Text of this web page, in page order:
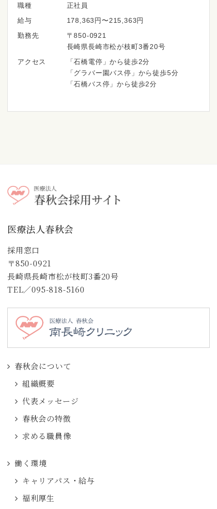
職種
正社員
給与
178,363円〜215,363円
勤務先
〒850-0921
長崎県長崎市松が枝町3番20号
アクセス
「石橋電停」から徒歩2分
「グラバー園バス停」から徒歩5分
「石橋バス停」から徒歩2分
医療法人春秋会
採用窓口
〒850-0921
長崎県長崎市松が枝町3番20号
TEL／095-818-5160
春秋会について
組織概要
代表メッセージ
春秋会の特徴
求める職員像
働く環境
キャリアパス・給与
福利厚生